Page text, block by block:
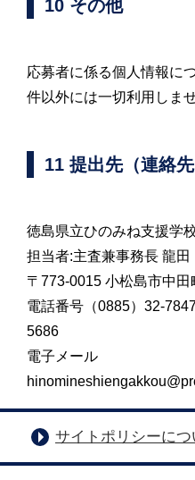
10 その他
応募者に係る個人情報に
件以外には一切利用しませ
11 提出先（連絡先
徳島県立ひのみね支援学
担当者:主査兼事務長 龍田
〒773-0015 小松島市中田
電話番号（0885）32-
5686
電子メール
サイトポリシーにつ